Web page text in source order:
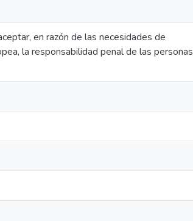
en razón de las necesidades de
la responsabilidad penal de las personas